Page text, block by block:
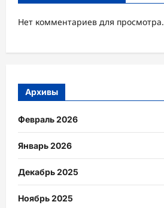
Нет комментариев для просмотра.
Архивы
Февраль 2026
Январь 2026
Декабрь 2025
Ноябрь 2025